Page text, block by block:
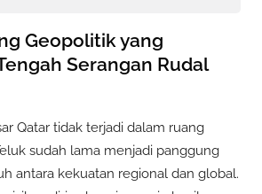
Geopolitik yang
Serangan Rudal
Qatar tidak terjadi dalam ruang
sudah lama menjadi panggung
antara kekuatan regional dan global.